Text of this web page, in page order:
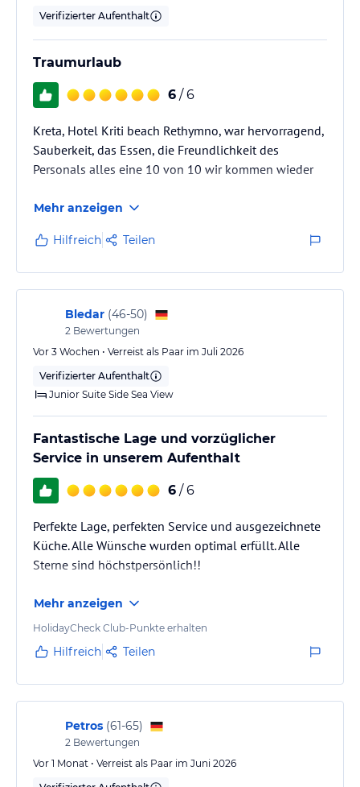
Verifizierter Aufenthalt
Traumurlaub
6 / 6
Kreta, Hotel Kriti beach Rethymno, war hervorragend,
Sauberkeit, das Essen, die Freundlichkeit des
Personals alles eine 10 von 10 wir kommen wieder
Mehr anzeigen
Hilfreich Teilen
Bledar (46-50)
2 Bewertungen
Vor 3 Wochen • Verreist als Paar im Juli 2026
Verifizierter Aufenthalt
Junior Suite Side Sea View
Fantastische Lage und vorzüglicher
Service in unserem Aufenthalt
6 / 6
Perfekte Lage, perfekten Service und ausgezeichnete
Küche. Alle Wünsche wurden optimal erfüllt. Alle
Sterne sind höchstpersönlich!!
Mehr anzeigen
HolidayCheck Club-Punkte erhalten
Hilfreich Teilen
Petros (61-65)
2 Bewertungen
Vor 1 Monat • Verreist als Paar im Juni 2026